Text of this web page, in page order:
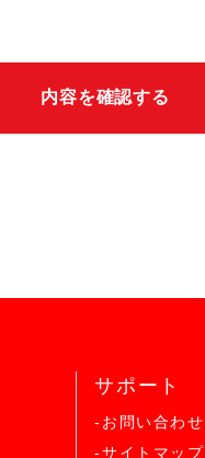
サポート
-お問い合わせ
-サイトマップ